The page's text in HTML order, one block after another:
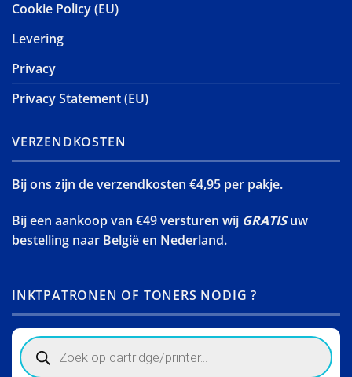
Cookie Policy (EU)
Levering
Privacy
Privacy Statement (EU)
VERZENDKOSTEN
Bij ons zijn de verzendkosten €4,95 per pakje.
Bij een aankoop van €49 versturen wij GRATISuw
bestelling naar België en Nederland.
INKTPATRONEN OF TONERS NODIG ?
Products
search